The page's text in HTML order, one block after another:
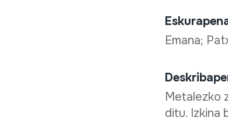
Emana;
Metalezko
ditu. Izkina